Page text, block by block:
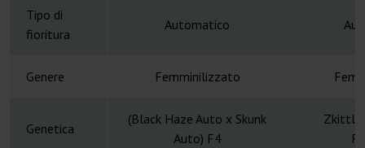
Tipo di
fioritura
Automatico
Genere Femminilizzato
Genetica
(Black Haze Auto x Skunk
Auto) F4